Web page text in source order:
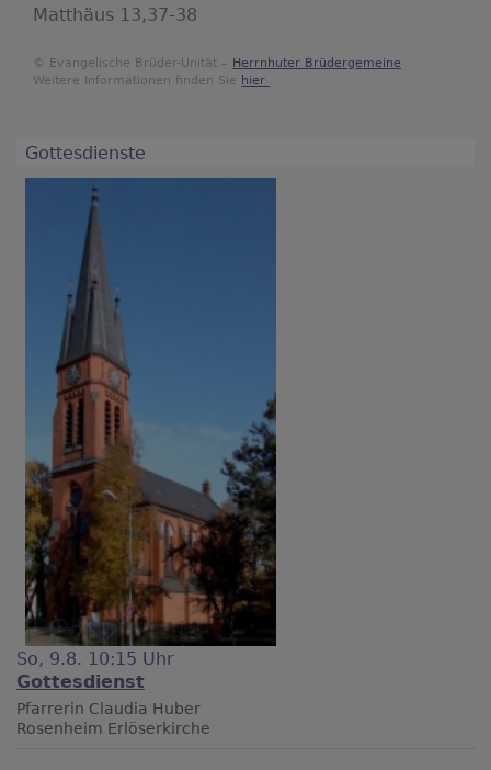
Matthäus 13,37-38
© Evangelische Brüder-Unität – Herrnhuter Brüdergemeine
Weitere Informationen finden Sie hier .
Gottesdienste
So, 9.8. 10:15 Uhr
Gottesdienst
Pfarrerin Claudia Huber
Rosenheim Erlöserkirche